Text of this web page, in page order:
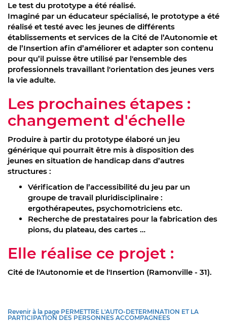
Le test du prototype a été réalisé.
Imaginé par un éducateur spécialisé, le prototype a été
réalisé et testé avec les jeunes de différents
établissements et services de la Cité de l’Autonomie et
de l’Insertion afin d’améliorer et adapter son contenu
pour qu’il puisse être utilisé par l'ensemble des
professionnels travaillant l'orientation des jeunes vers
la vie adulte.
Les prochaines étapes :
changement d'échelle
Produire à partir du prototype élaboré un jeu
générique qui pourrait être mis à disposition des
jeunes en situation de handicap dans d’autres
structures :
Vérification de l’accessibilité du jeu par un
groupe de travail pluridisciplinaire :
ergothérapeutes, psychomotriciens etc.
Recherche de prestataires pour la fabrication des
pions, du plateau, des cartes …
Elle réalise ce projet :
Cité de l'Autonomie et de l'Insertion (Ramonville - 31).
Revenir à la page PERMETTRE L'AUTO-DETERMINATION ET LA
PARTICIPATION DES PERSONNES ACCOMPAGNEES